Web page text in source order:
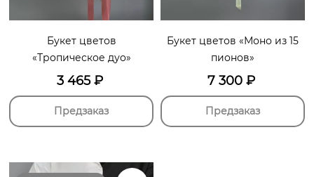
Букет цветов
«Тропическое дуо»
3 465₽
Предзаказ
Букет цветов «Моно из 15
пионов»
7 300₽
Предзаказ